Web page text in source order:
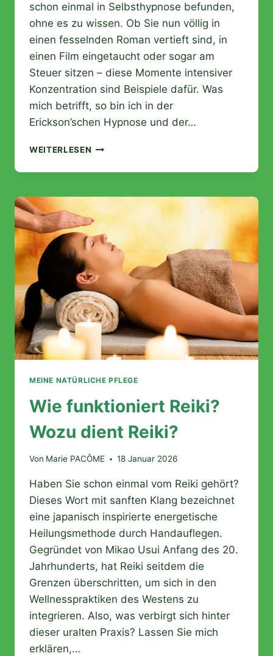
schon einmal in Selbsthypnose befunden,
ohne es zu wissen. Ob Sie nun völlig in
einen fesselnden Roman vertieft sind, in
einen Film eingetaucht oder sogar am
Steuer sitzen – diese Momente intensiver
Konzentration sind Beispiele dafür. Was
mich betrifft, so bin ich in der
Erickson’schen Hypnose und der…
WEITERLESENALLES
LÖSUNGSORIENTIERTE
HYPNOSE
MEINE NATÜRLICHE PFLEGE
Wie funktioniert Reiki?
Wozu dient Reiki?
Von Marie PACÔME 18 Januar 2026
Haben Sie schon einmal vom Reiki gehört?
Dieses Wort mit sanften Klang bezeichnet
eine japanisch inspirierte energetische
Heilungsmethode durch Handauflegen.
Gegründet von Mikao Usui Anfang des 20.
Jahrhunderts, hat Reiki seitdem die
Grenzen überschritten, um sich in den
Wellnesspraktiken des Westens zu
integrieren. Also, was verbirgt sich hinter
dieser uralten Praxis? Lassen Sie mich
erklären,…